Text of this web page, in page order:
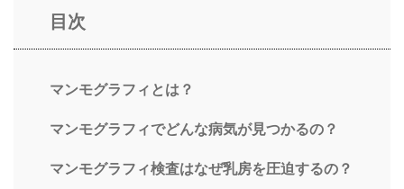
目次
マンモグラフィとは？
マンモグラフィでどんな病気が見つかるの？
マンモグラフィ検査はなぜ乳房を圧迫するの？